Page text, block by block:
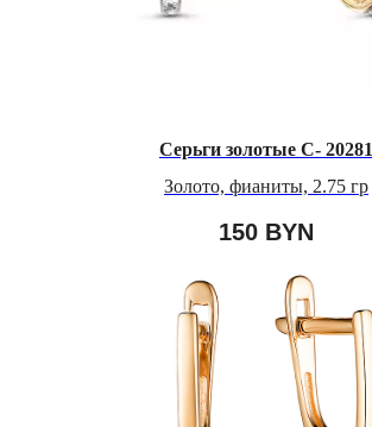
Серьги золотые С- 20281
Золото, фианиты, 2.75 гр
150 BYN